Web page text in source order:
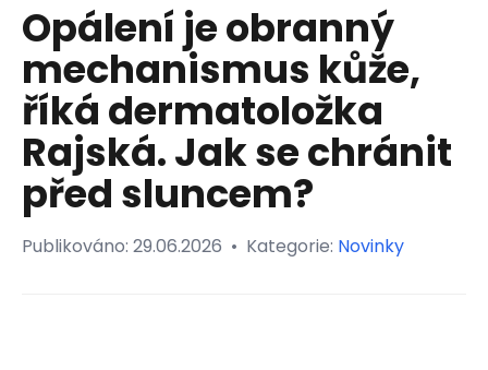
Opálení je obranný
mechanismus kůže,
říká dermatoložka
Rajská. Jak se chránit
před sluncem?
Publikováno: 29.06.2026 • Kategorie: Novinky